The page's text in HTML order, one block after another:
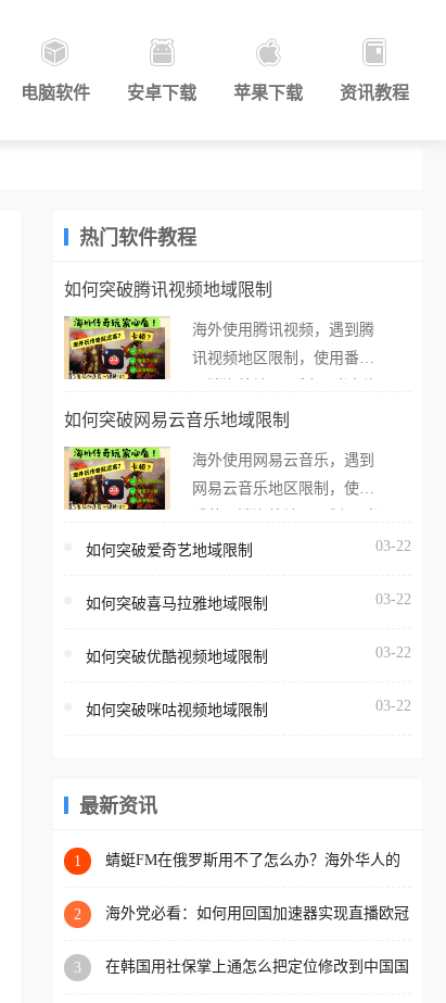
电脑软件 安卓下载 苹果下载 资讯教程
热门软件教程
如何突破腾讯视频地域限制
海外使用腾讯视频，遇到腾
讯视频地区限制，使用番茄
外打开腾讯视频，却突然弹
地区无法播放”的提示语。
海外用户如香港、澳门、台
亚、欧洲等国家和地区时，
台一样，出现地区及版权限
地区播放。 遇到这个问题的
区工作、留学、定居等，都
权限制所困扰。
如何突破网易云音乐地域限制
海外使用网易云音乐，遇到
网易云音乐地区限制，使用
在海外打开网易云音乐，却
所在的地区无法播放”的提示
门、台湾、美国、加拿大、
区时，网易云音乐也会像其
回国加速器，即可解决「海
版权限制」的问题，无论人
国、加拿大、澳大利亚、欧
如何突破爱奇艺地域限制 03-22
如何突破喜马拉雅地域限制 03-22
如何突破优酷视频地域限制 03-22
如何突破咪咕视频地域限制 03-22
最新资讯
1
蜻蜓FM在俄罗斯用不了怎么办？海外华人的
2
海外党必看：如何用回国加速器实现直播欧冠
3
在韩国用社保掌上通怎么把定位修改到中国国